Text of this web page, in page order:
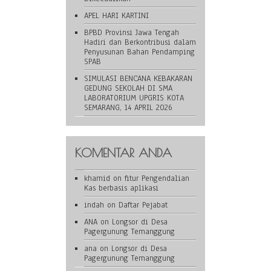
APEL HARI KARTINI
BPBD Provinsi Jawa Tengah
Hadiri dan Berkontribusi dalam
Penyusunan Bahan Pendamping
SPAB
SIMULASI BENCANA KEBAKARAN
GEDUNG SEKOLAH DI SMA
LABORATORIUM UPGRIS KOTA
SEMARANG, 14 APRIL 2026
KOMENTAR ANDA
khamid on fitur Pengendalian
Kas berbasis aplikasi
indah on Daftar Pejabat
ANA on Longsor di Desa
Pagergunung Temanggung
ana on Longsor di Desa
Pagergunung Temanggung